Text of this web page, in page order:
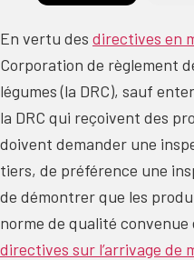
En vertu des directives en
Corporation de règlement
légumes (la DRC), sauf
la DRC qui reçoivent des
doivent demander une
tiers, de préférence une
de démontrer que les
norme de qualité
directives sur l’arrivage de